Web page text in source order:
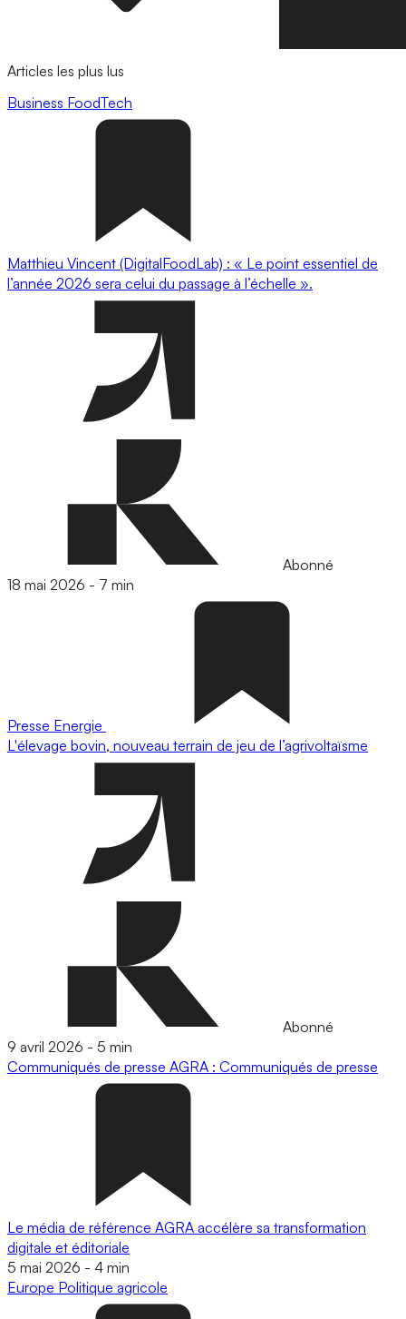
Articles les plus lus
Business FoodTech
Matthieu Vincent (DigitalFoodLab) : « Le point essentiel de
l’année 2026 sera celui du passage à l’échelle ».
Abonné
18 mai 2026 - 7 min
Presse Energie
L'élevage bovin, nouveau terrain de jeu de l’agrivoltaïsme
Abonné
9 avril 2026 - 5 min
Communiqués de presse AGRA : Communiqués de presse
Le média de référence AGRA accélère sa transformation
digitale et éditoriale
5 mai 2026 - 4 min
Europe Politique agricole